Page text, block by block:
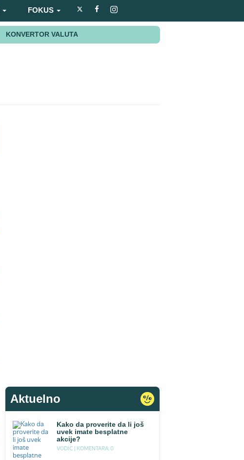
FOKUS
KONVERTOR VALUTA
Aktuelno
Kako da proverite da li još
uvek imate besplatne
akcije?
VODIC | KOMENTARA: 0